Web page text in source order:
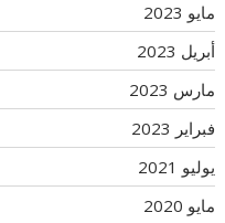
مايو 2023
أبريل 2023
مارس 2023
فبراير 2023
يوليو 2021
مايو 2020